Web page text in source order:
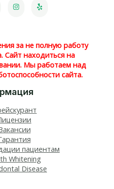
за не полную работу
Сайт находиться на
Мы работаем над
сайта.
пациентам
Whitening​
Disease​